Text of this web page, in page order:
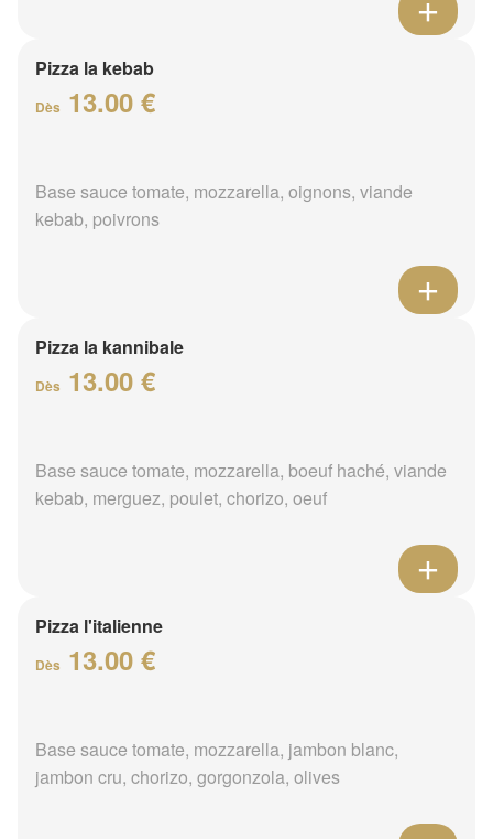
Pizza la kebab
Dès 13.00 €
Base sauce tomate, mozzarella, oignons, viande
kebab, poivrons
Pizza la kannibale
Dès 13.00 €
Base sauce tomate, mozzarella, boeuf haché, viande
kebab, merguez, poulet, chorizo, oeuf
Pizza l'italienne
Dès 13.00 €
Base sauce tomate, mozzarella, jambon blanc,
jambon cru, chorizo, gorgonzola, olives